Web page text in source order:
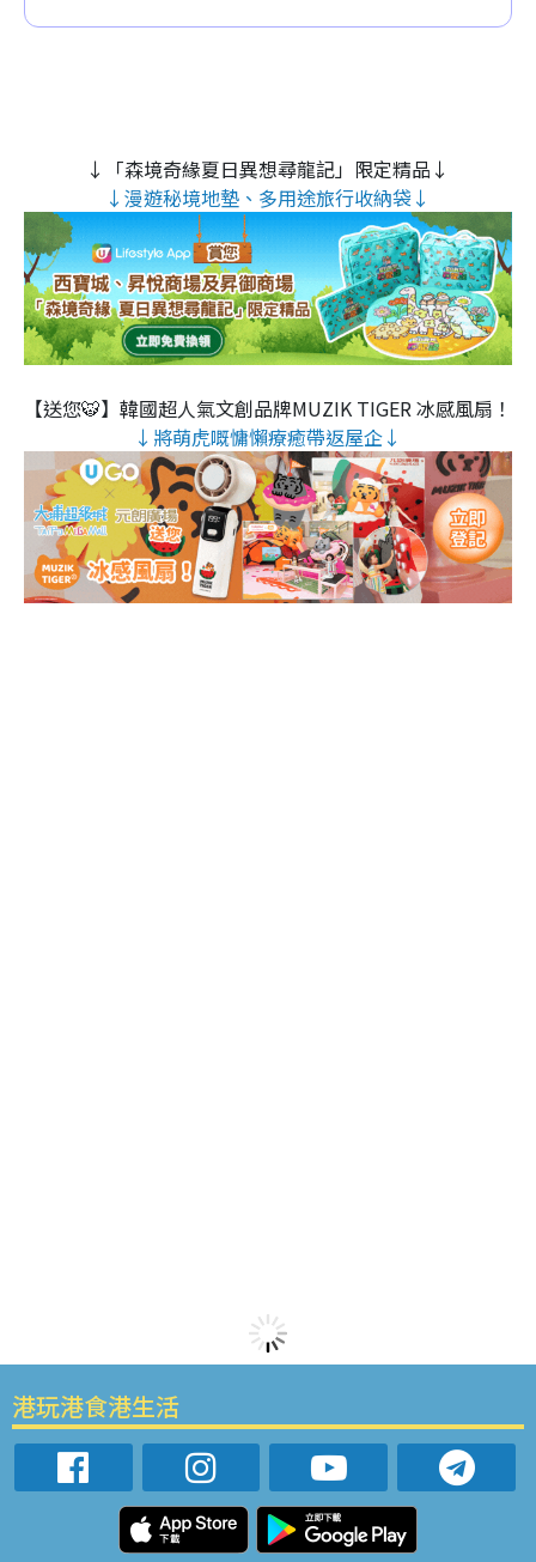
↓「森境奇緣夏日異想尋龍記」限定精品↓
↓漫遊秘境地墊、多用途旅行收納袋↓
【送您🐯】韓國超人氣文創品牌MUZIK TIGER 冰感風扇！
↓將萌虎嘅慵懶療癒帶返屋企↓
港玩港食港生活